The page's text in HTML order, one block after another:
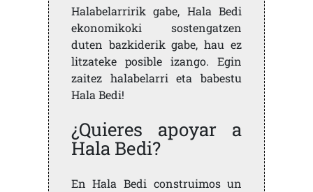
Halabelarririk gabe, Hala Bedi
ekonomikoki sostengatzen
duten bazkiderik gabe, hau ez
litzateke posible izango. Egin
zaitez halabelarri eta babestu
Hala Bedi!
¿Quieres apoyar a
Hala Bedi?
En Hala Bedi construimos un